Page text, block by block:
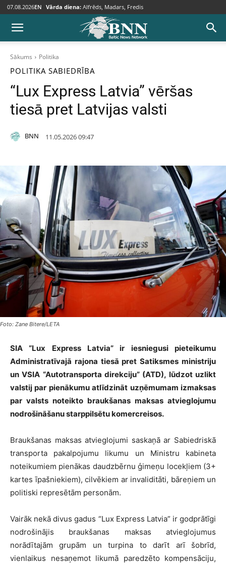
07.08.2026EN Vārda diena: Alfrēds, Madars, Fredis
Sākums Politika
POLITIKA SABIEDRĪBA
“Lux Express Latvia” vēršas
tiesā pret Latvijas valsti
BNN 11.05.2026 09:47
Foto: Zane Bitere/LETA
SIA “Lux Express Latvia” ir iesniegusi pieteikumu
Administratīvajā rajona tiesā pret Satiksmes ministriju
un VSIA “Autotransporta direkciju” (ATD), lūdzot uzlikt
valstij par pienākumu atlīdzināt uzņēmumam izmaksas
par valsts noteikto braukšanas maksas atvieglojumu
nodrošināšanu starppilsētu komercreisos.
Braukšanas maksas atvieglojumi saskaņā ar Sabiedriskā
transporta pakalpojumu likumu un Ministru kabineta
noteikumiem pienākas daudzbērnu ģimeņu locekļiem (3+
kartes īpašniekiem), cilvēkiem ar invaliditāti, bāreņiem un
politiski represētām personām.
Vairāk nekā divus gadus “Lux Express Latvia” ir godprātīgi
nodrošinājis braukšanas maksas atvieglojumus
norādītajām grupām un turpina to darīt arī šobrīd,
vienlaikus nesaņemot likumā paredzēto kompensāciju,